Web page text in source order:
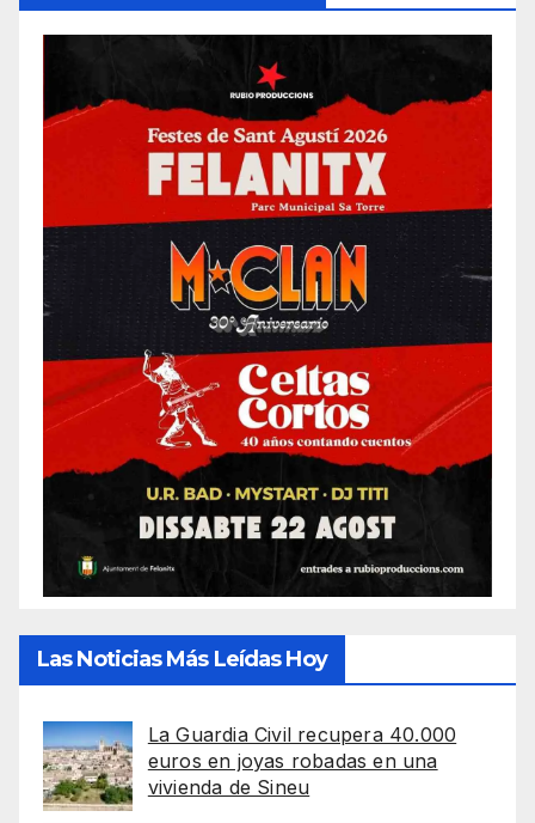
Las Noticias Más Leídas Hoy
La Guardia Civil recupera 40.000
euros en joyas robadas en una
vivienda de Sineu